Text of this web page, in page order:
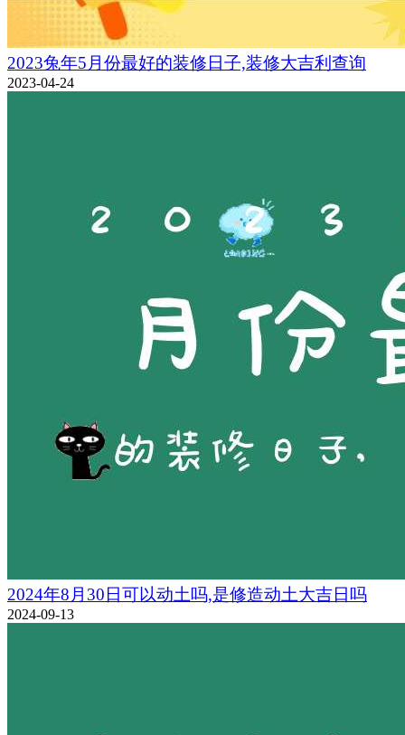
2023兔年5月份最好的装修日子,装修大吉利查询
2023-04-24
2024年8月30日可以动土吗,是修造动土大吉日吗
2024-09-13